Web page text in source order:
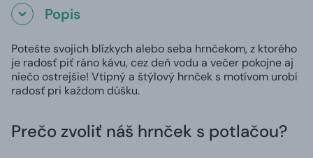
Popis
Potešte svojich blízkych alebo seba hrnčekom, z ktorého
je radosť piť ráno kávu, cez deň vodu a večer pokojne aj
niečo ostrejšie! Vtipný a štýlový hrnček s motívom urobí
radosť pri každom dúšku.
Prečo zvoliť náš hrnček s potlačou?